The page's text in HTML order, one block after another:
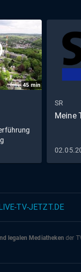
45min
SR
Meine
LIVE-TV-JETZT.DE
legalen Mediatheken der